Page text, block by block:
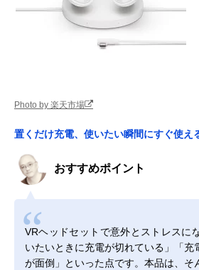
Photo by 楽天市場
置くだけ充電、使いたい瞬間にすぐ使え
おすすめポイント
VRヘッドセットで意外とストレスに
いたいときに充電が切れている」「充
が面倒」といった点です。本品は、そ